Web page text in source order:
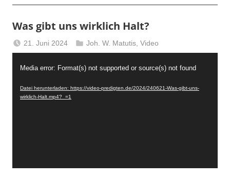
Was gibt uns wirklich Halt?
21. Juni 2024
Berliner
Predigten
Joh. W. Matutis ,Video
Media error: Format(s) not supported or source(s) not found
Datei herunterladen: https://video-predigten.de/2024/240621-Was-gibt-uns-
wirklich-Halt.mp4?_=1